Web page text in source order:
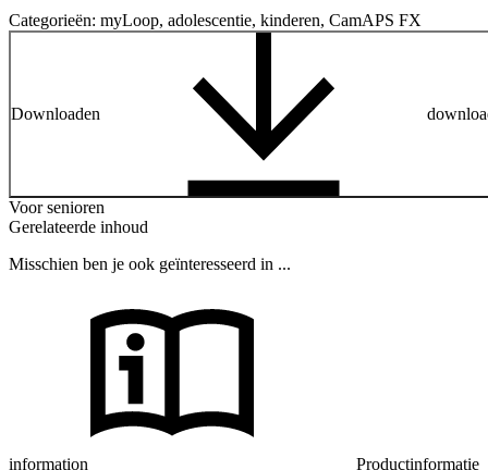
Categorieën: myLoop, adolescentie, kinderen, CamAPS FX
Downloaden
Voor senioren
Gerelateerde inhoud
Misschien ben je ook geïnteresseerd in ...
information Productinformatie